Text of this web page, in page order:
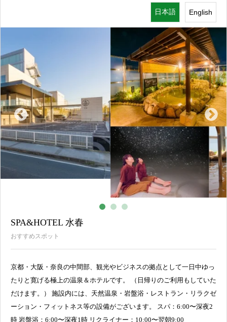
日本語 English
SPA&HOTEL 水春
おすすめスポット
京都・大阪・奈良の中間部、観光やビジネスの拠点として一日中ゆっ
たりと寛げる極上の温泉＆ホテルです。 （日帰りのご利用もしていた
だけます。） 施設内には、天然温泉・岩盤浴・レストラン・リラクゼ
ーション・フィットネス等の設備がございます。 スパ：6:00〜深夜2
時 岩盤浴：6:00〜深夜1時 リクライナー：10:00〜翌朝9:00